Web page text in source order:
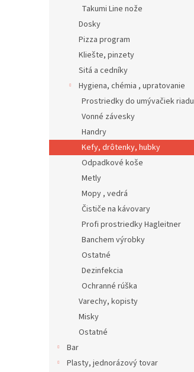
Takumi Line nože
Dosky
Pizza program
Kliešte, pinzety
Sitá a cedníky
Hygiena, chémia , upratovanie
Prostriedky do umývačiek riadu
Vonné závesky
Handry
Kefy, drôtenky, hubky
Odpadkové koše
Metly
Mopy , vedrá
Čističe na kávovary
Profi prostriedky Hagleitner
Banchem výrobky
Ostatné
Dezinfekcia
Ochranné rúška
Varechy, kopisty
Misky
Ostatné
Bar
Plasty, jednorázový tovar